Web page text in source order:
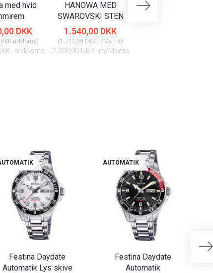
med hvid
DKK
u/Moms)
m/Moms
HANOWA MED
SWAROVSKI STEN
1.540,00 DKK
(1.232,00 DKK u/Moms)
2.200,00 DKKm/Moms
HANOWA MED DAG
Festina Daydate
Automatik Lys skive
AUTOMATIK
Festina Daydate
Automatik